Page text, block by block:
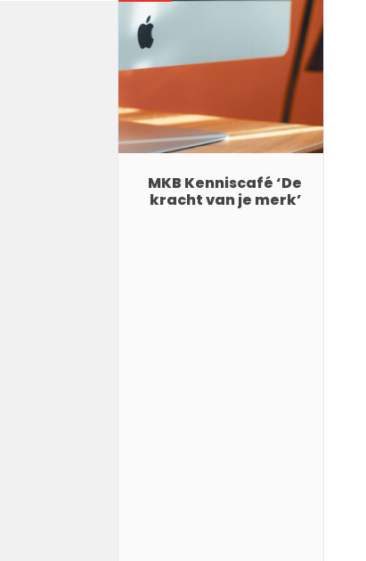
MKB Kenniscafé ‘De
kracht van je merk’